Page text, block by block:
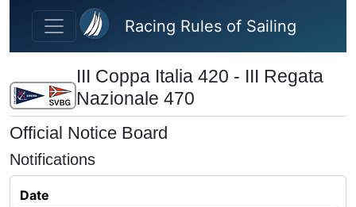
Skip to main content
Racing Rules of Sailing
III Coppa Italia 420 - III Regata
Nazionale 470
Official Notice Board
Notifications
Date